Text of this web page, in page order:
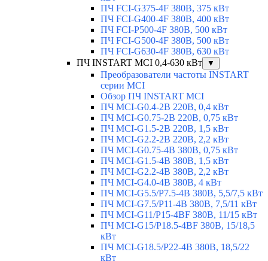
ПЧ FCI-G375-4F 380В, 375 кВт
ПЧ FCI-G400-4F 380В, 400 кВт
ПЧ FCI-P500-4F 380В, 500 кВт
ПЧ FCI-G500-4F 380В, 500 кВт
ПЧ FCI-G630-4F 380В, 630 кВт
ПЧ INSTART MCI 0,4-630 кВт
▼
Преобразователи частоты INSTART
серии MCI
Обзор ПЧ INSTART MCI
ПЧ MCI-G0.4-2B 220В, 0,4 кВт
ПЧ MCI-G0.75-2B 220В, 0,75 кВт
ПЧ MCI-G1.5-2B 220В, 1,5 кВт
ПЧ MCI-G2.2-2B 220В, 2,2 кВт
ПЧ MCI-G0.75-4B 380В, 0,75 кВт
ПЧ MCI-G1.5-4B 380В, 1,5 кВт
ПЧ MCI-G2.2-4B 380В, 2,2 кВт
ПЧ MCI-G4.0-4B 380В, 4 кВт
ПЧ MCI-G5.5/Р7.5-4B 380В, 5,5/7,5 кВт
ПЧ MCI-G7.5/P11-4B 380В, 7,5/11 кВт
ПЧ MCI-G11/P15-4BF 380В, 11/15 кВт
ПЧ MCI-G15/P18.5-4BF 380В, 15/18,5
кВт
ПЧ MCI-G18.5/P22-4B 380В, 18,5/22
кВт